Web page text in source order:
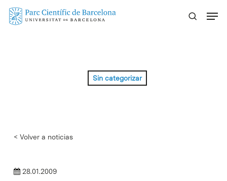
Skip
Sin categorizar
< Volver a noticias
28.01.2009